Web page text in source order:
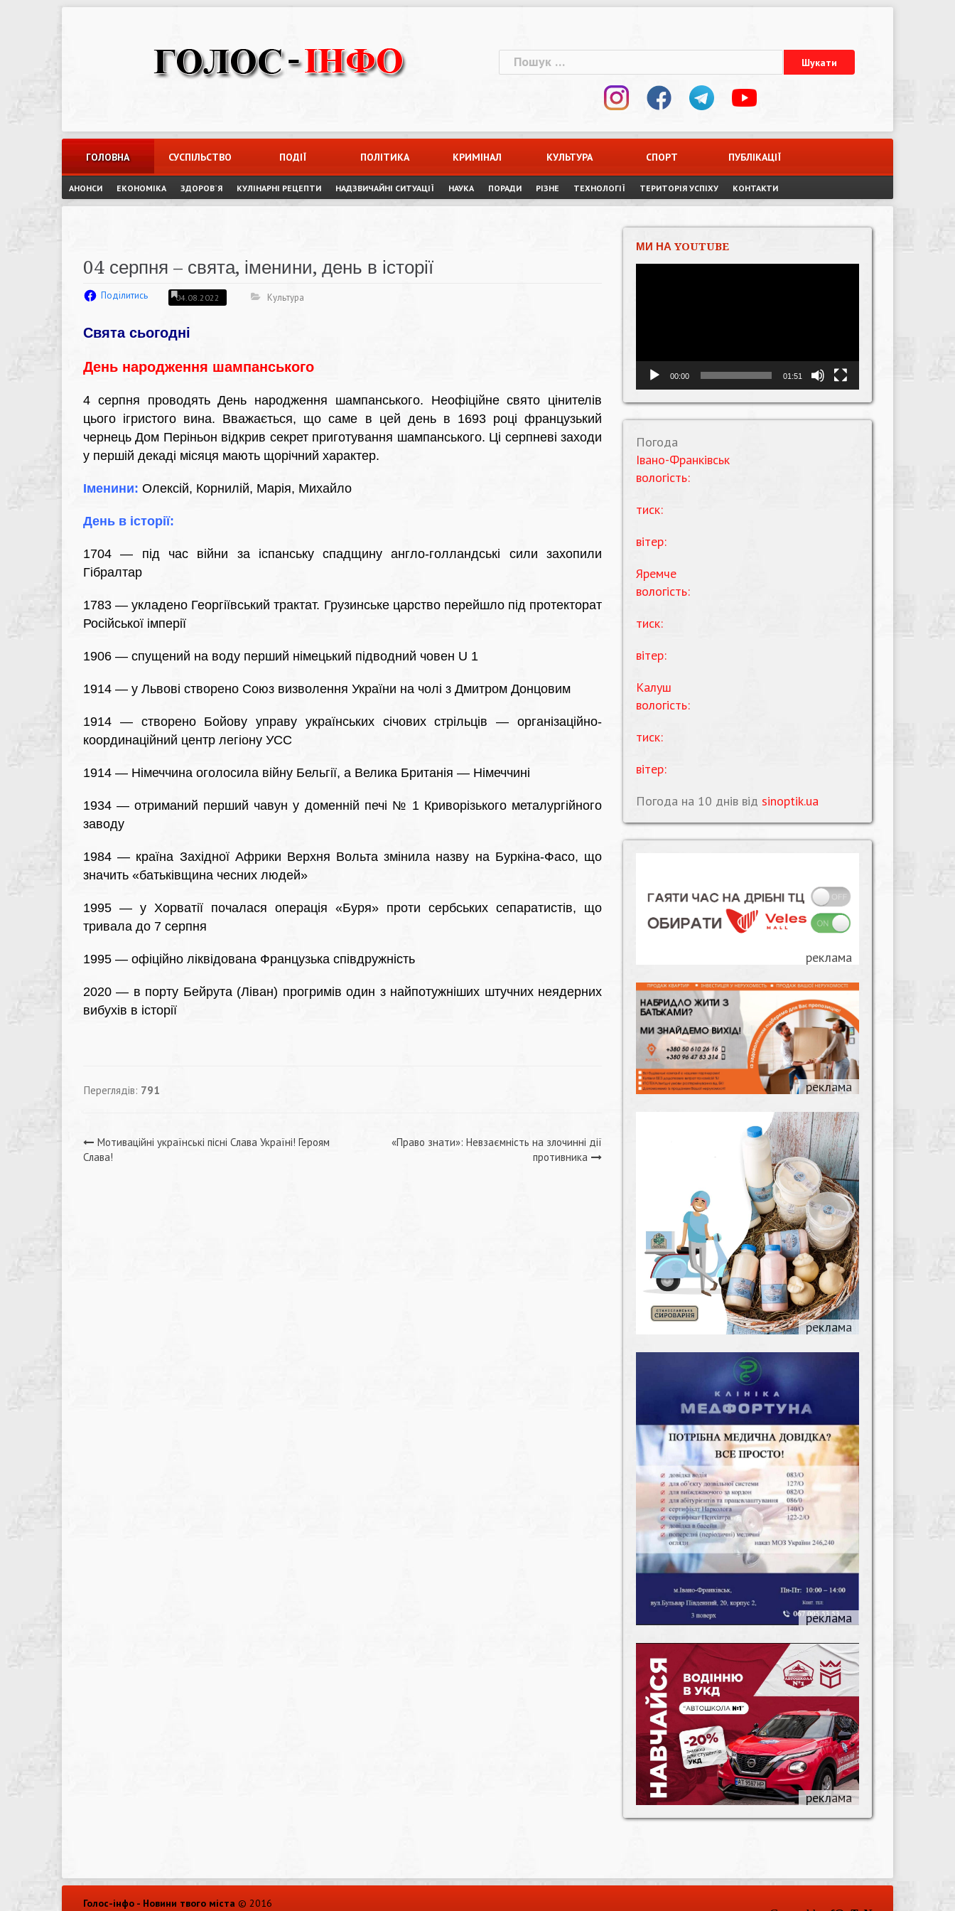
Пошук:
ГОЛОВНА СУСПІЛЬСТВО ПОДІЇ ПОЛІТИКА КРИМІНАЛ КУЛЬТУРА СПОРТ ПУБЛІКАЦІЇ
АНОНСИ ЕКОНОМІКА ЗДОРОВ`Я КУЛІНАРНІ РЕЦЕПТИ НАДЗВИЧАЙНІ СИТУАЦІЇ НАУКА ПОРАДИ РІЗНЕ ТЕХНОЛОГІЇ ТЕРИТОРІЯ УСПІХУ КОНТАКТИ
04 серпня – свята, іменини, день в історії
Поділитись 04.08.2022 Культура
Свята сьогодні
День народження шампанського
4 серпня проводять День народження шампанського. Неофіційне свято цінителів
цього ігристого вина. Вважається, що саме в цей день в 1693 році французький
чернець Дом Періньон відкрив секрет приготування шампанського. Ці серпневі заходи
у першій декаді місяця мають щорічний характер.
Іменини: Олексій, Корнилій, Марія, Михайло
День в історії:
1704 — під час війни за іспанську спадщину англо-голландські сили захопили
Гібралтар
1783 — укладено Георгіївський трактат. Грузинське царство перейшло під протекторат
Російської імперії
1906 — спущений на воду перший німецький підводний човен U 1
1914 — у Львові створено Союз визволення України на чолі з Дмитром Донцовим
1914 — створено Бойову управу українських січових стрільців — організаційно-
координаційний центр легіону УСС
1914 — Німеччина оголосила війну Бельгії, а Велика Британія — Німеччині
1934 — отриманий перший чавун у доменній печі № 1 Криворізького металургійного
заводу
1984 — країна Західної Африки Верхня Вольта змінила назву на Буркіна-Фасо, що
значить «батьківщина чесних людей»
1995 — у Хорватії почалася операція «Буря» проти сербських сепаратистів, що
тривала до 7 серпня
1995 — офіційно ліквідована Французька співдружність
2020 — в порту Бейрута (Ліван) прогримів один з найпотужніших штучних неядерних
вибухів в історії
Переглядів: 791
Навігація
Мотиваційні українські пісні Слава Україні! Героям
Слава!
«Право знати»: Невзаємність на злочинні дії
противника
МИ НА YOUTUBE
00:00 01:51
Погода
Івано-Франківськ
вологість:
тиск:
вітер:
Яремче
вологість:
тиск:
вітер:
Калуш
вологість:
тиск:
вітер:
Погода на 10 днів від sinoptik.ua
Голос-інфо - Новини твого міста © 2016